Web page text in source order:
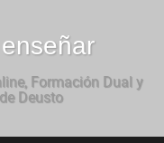
Formación Dual y
Deusto